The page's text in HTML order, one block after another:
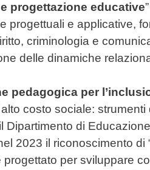
progettazione educative
progettuali e applicative,
criminologia e
delle dinamiche
pedagogica per
costo sociale:
Dipartimento di
2023 il riconoscimento di
progettato per sviluppare